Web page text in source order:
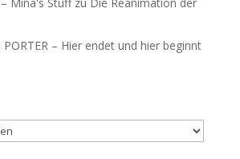
PORTER – Hier endet und hier beginnt